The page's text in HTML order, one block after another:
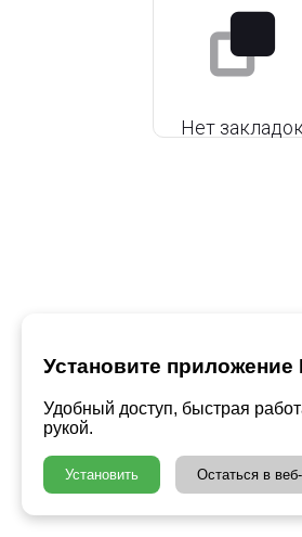
Установите приложение
Удобный доступ, быстрая
рукой.
Установить Остаться в
Нет закладок